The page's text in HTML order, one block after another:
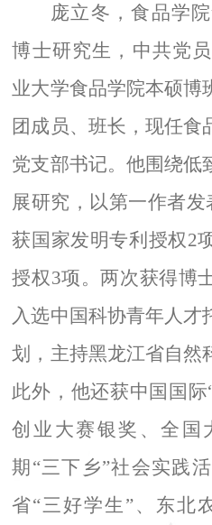
庞立冬，食品学
博士研究生，中共党员
业大学食品学院本硕博
团成员、班长，现任食
党支部书记。他围绕低
展研究，以第一作者发
获国家发明专利授权2
授权3项。两次获得博
入选中国科协青年人才
划，主持黑龙江省自然
此外，他还获中国国际
创业大赛银奖、全国
期 “三下乡”社会实践
省“三好学生 ”、东北